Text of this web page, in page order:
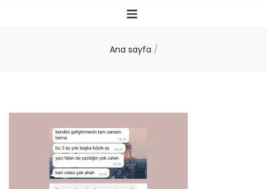
– Kişisel Blog
Ana sayfa /